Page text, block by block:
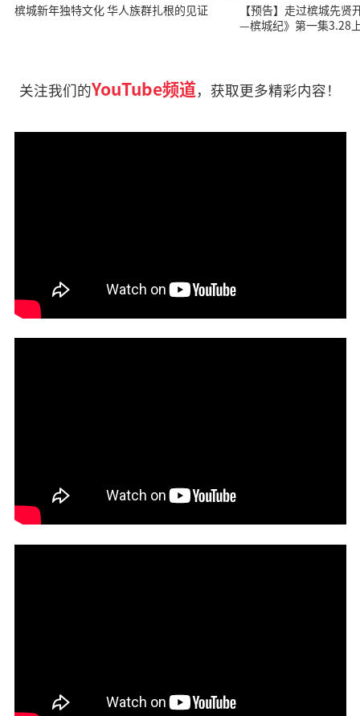
槟城新年独特文化 华人族群扎根的见证
【预告】走过槟城先
—槟城纪》第一集3.28
关注我们的YouTube频道，获取更多精彩内容！